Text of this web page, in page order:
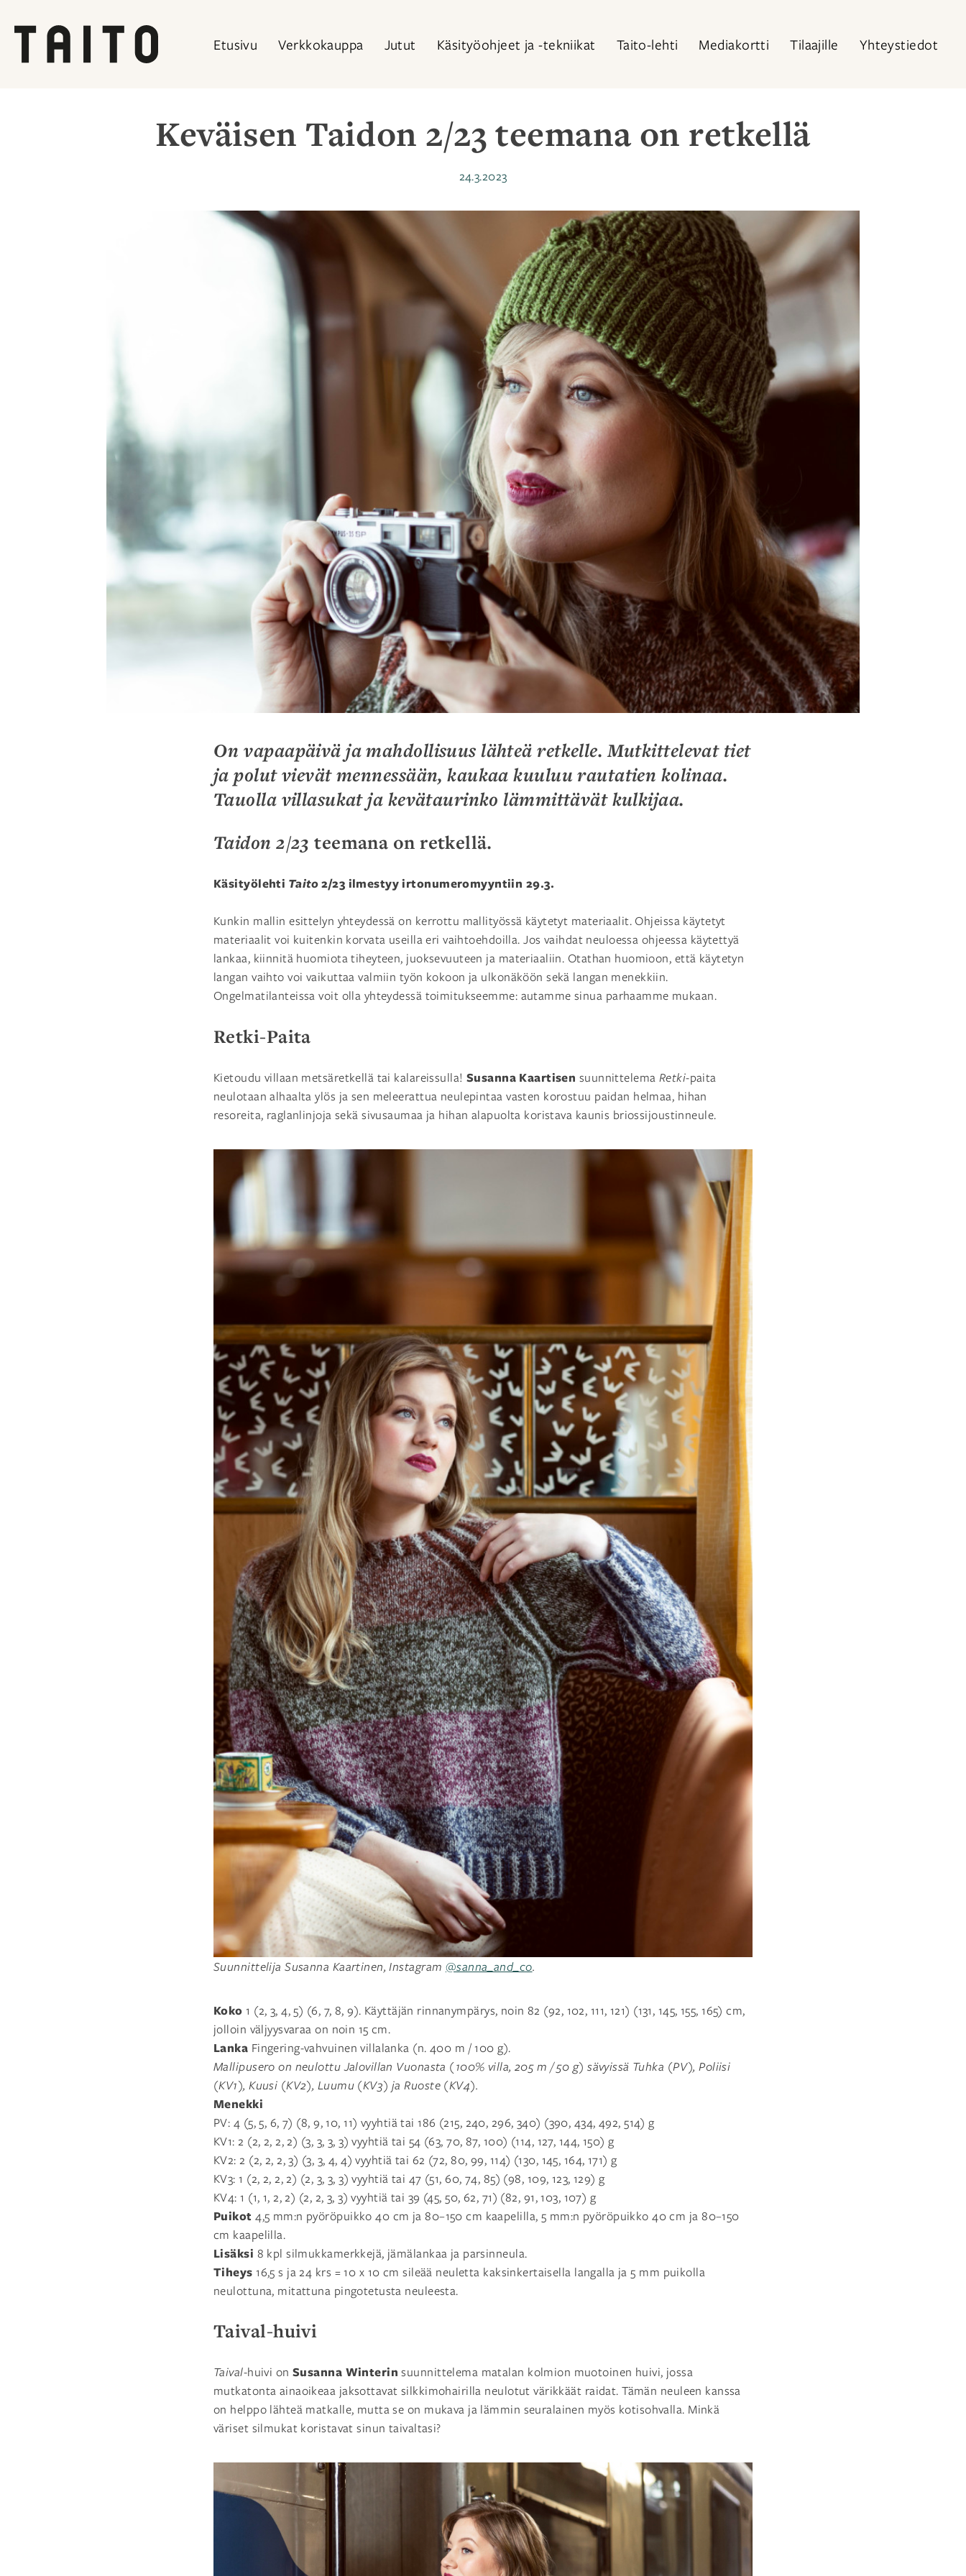
Etusivu Verkkokauppa Jutut Käsityöohjeet ja -tekniikat Taito-lehti Mediakortti Tilaajille Yhteystiedot
Keväisen Taidon 2/23 teemana on retkellä
Julkaistu
24.3.2023
On vapaapäivä ja mahdollisuus lähteä retkelle. Mutkittelevat tiet
ja polut vievät mennessään, kaukaa kuuluu rautatien kolinaa.
Tauolla villasukat ja kevätaurinko lämmittävät kulkijaa.
Taidon 2/23teemana on retkellä.
Käsityölehti Taito2/23 ilmestyy irtonumeromyyntiin 29.3.
Kunkin mallin esittelyn yhteydessä on kerrottu mallityössä käytetyt materiaalit. Ohjeissa käytetyt
materiaalit voi kuitenkin korvata useilla eri vaihtoehdoilla. Jos vaihdat neuloessa ohjeessa käytettyä
lankaa, kiinnitä huomiota tiheyteen, juoksevuuteen ja materiaaliin. Otathan huomioon, että käytetyn
langan vaihto voi vaikuttaa valmiin työn kokoon ja ulkonäköön sekä langan menekkiin.
Ongelmatilanteissa voit olla yhteydessä toimitukseemme: autamme sinua parhaamme mukaan.
Retki-Paita
Kietoudu villaan metsäretkellä tai kalareissulla! Susanna Kaartisen suunnittelema Retki-paita
neulotaan alhaalta ylös ja sen meleerattua neulepintaa vasten korostuu paidan helmaa, hihan
resoreita, raglanlinjoja sekä sivusaumaa ja hihan alapuolta koristava kaunis briossijoustinneule.
Suunnittelija Susanna Kaartinen, Instagram @sanna_and_co.
Koko1 (2, 3, 4, 5) (6, 7, 8, 9). Käyttäjän rinnanympärys, noin 82 (92, 102, 111, 121) (131, 145, 155, 165) cm,
jolloin väljyysvaraa on noin 15 cm.
Lanka Fingering-vahvuinen villalanka (n. 400 m / 100 g).
Mallipusero on neulottu Jalovillan Vuonasta (100% villa, 205 m / 50 g) sävyissä Tuhka (PV), Poliisi
(KV1), Kuusi (KV2), Luumu (KV3) ja Ruoste (KV4).
Menekki
PV: 4 (5, 5, 6, 7) (8, 9, 10, 11) vyyhtiä tai 186 (215, 240, 296, 340) (390, 434, 492, 514) g
KV1: 2 (2, 2, 2, 2) (3, 3, 3, 3) vyyhtiä tai 54 (63, 70, 87, 100) (114, 127, 144, 150) g
KV2: 2 (2, 2, 2, 3) (3, 3, 4, 4) vyyhtiä tai 62 (72, 80, 99, 114) (130, 145, 164, 171) g
KV3: 1 (2, 2, 2, 2) (2, 3, 3, 3) vyyhtiä tai 47 (51, 60, 74, 85) (98, 109, 123, 129) g
KV4: 1 (1, 1, 2, 2) (2, 2, 3, 3) vyyhtiä tai 39 (45, 50, 62, 71) (82, 91, 103, 107) g
Puikot 4,5 mm:n pyöröpuikko 40 cm ja 80–150 cm kaapelilla, 5 mm:n pyöröpuikko 40 cm ja 80–150
cm kaapelilla.
Lisäksi 8 kpl silmukkamerkkejä, jämälankaa ja parsinneula.
Tiheys 16,5 s ja 24 krs = 10 x 10 cm sileää neuletta kaksinkertaisella langalla ja 5 mm puikolla
neulottuna, mitattuna pingotetusta neuleesta.
Taival-huivi
Taival-huivi onSusanna Winterin suunnittelema matalan kolmion muotoinen huivi, jossa
mutkatonta ainaoikeaa jaksottavat silkkimohairilla neulotut värikkäät raidat. Tämän neuleen kanssa
on helppo lähteä matkalle, mutta se on mukava ja lämmin seuralainen myös kotisohvalla. Minkä
väriset silmukat koristavat sinun taivaltasi?